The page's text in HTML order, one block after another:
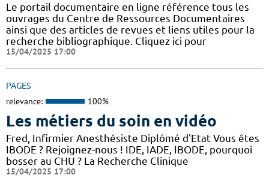
Le portail documentaire en ligne référence tous les
ouvrages du Centre de Ressources Documentaires
ainsi que des articles de revues et liens utiles pour la
recherche bibliographique. Cliquez ici pour
15/04/2025 17:00
PAGES
relevance: 100%
Les métiers du soin en vidéo
Fred, Infirmier Anesthésiste Diplômé d'Etat Vous êtes
IBODE ? Rejoignez-nous ! IDE, IADE, IBODE, pourquoi
bosser au CHU ? La Recherche Clinique
15/04/2025 17:00